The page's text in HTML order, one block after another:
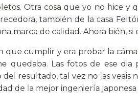
Otra cosa que yo no hice
también de la casa
marca de calidad. Ahora bién, si
que cumplir y era probar la
quedaba. Las fotos de ese
resultado, tal vez no las veais
de la mejor ingeniería japonesa